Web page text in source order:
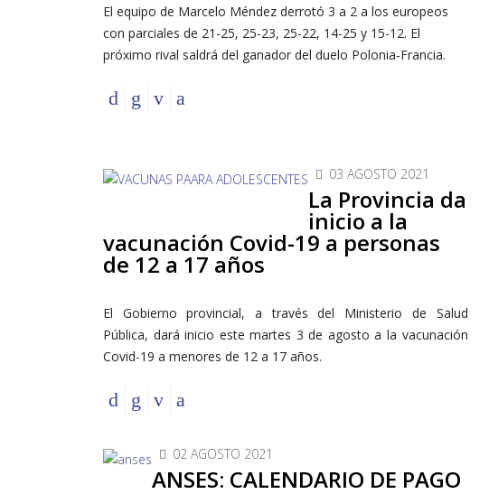
El equipo de Marcelo Méndez derrotó 3 a 2 a los europeos
con parciales de 21-25, 25-23, 25-22, 14-25 y 15-12. El
próximo rival saldrá del ganador del duelo Polonia-Francia.
03 AGOSTO 2021
La Provincia da
inicio a la
vacunación Covid-19 a personas
de 12 a 17 años
El Gobierno provincial, a través del Ministerio de Salud
Pública, dará inicio este martes 3 de agosto a la vacunación
Covid-19 a menores de 12 a 17 años.
02 AGOSTO 2021
ANSES: CALENDARIO DE PAGO